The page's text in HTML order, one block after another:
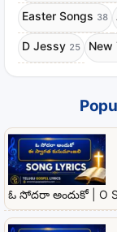
Easter Songs 38
D Jessy 25 New
ఓ సోదరా అందుకో | O